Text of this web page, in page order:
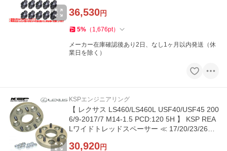
36,530円
5% （ 1,676pt）
メーカー在庫確認後あり2日、なし1ヶ月以内発送（休
業日を除く）
KSPエンジニアリング
【 レクサス LS460/LS460L USF40/USF45 200
6/9-2017/7 M14-1.5 PCD:120 5H 】 KSP REA
Lワイドトレッドスペーサー ≪ 17/20/23/26m
30,920円